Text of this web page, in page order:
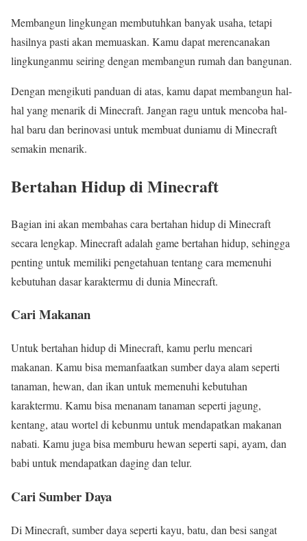
Membangun lingkungan membutuhkan banyak usaha, tetapi
hasilnya pasti akan memuaskan. Kamu dapat merencanakan
lingkunganmu seiring dengan membangun rumah dan bangunan.
Dengan mengikuti panduan di atas, kamu dapat membangun hal-
hal yang menarik di Minecraft. Jangan ragu untuk mencoba hal-
hal baru dan berinovasi untuk membuat duniamu di Minecraft
semakin menarik.
Bertahan Hidup di Minecraft
Bagian ini akan membahas cara bertahan hidup di Minecraft
secara lengkap. Minecraft adalah game bertahan hidup, sehingga
penting untuk memiliki pengetahuan tentang cara memenuhi
kebutuhan dasar karaktermu di dunia Minecraft.
Cari Makanan
Untuk bertahan hidup di Minecraft, kamu perlu mencari
makanan. Kamu bisa memanfaatkan sumber daya alam seperti
tanaman, hewan, dan ikan untuk memenuhi kebutuhan
karaktermu. Kamu bisa menanam tanaman seperti jagung,
kentang, atau wortel di kebunmu untuk mendapatkan makanan
nabati. Kamu juga bisa memburu hewan seperti sapi, ayam, dan
babi untuk mendapatkan daging dan telur.
Cari Sumber Daya
Di Minecraft, sumber daya seperti kayu, batu, dan besi sangat